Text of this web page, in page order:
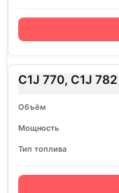
C1J 770, C1J 782